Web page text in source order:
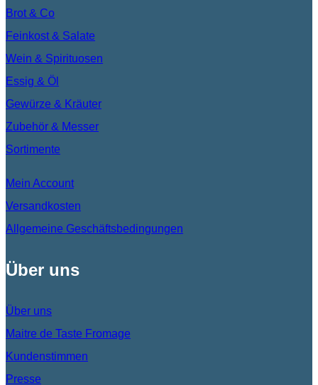
Brot & Co
Feinkost & Salate
Wein & Spirituosen
Essig & Öl
Gewürze & Kräuter
Zubehör & Messer
Sortimente
Mein Account
Versandkosten
Allgemeine Geschäftsbedingungen
Über uns
Über uns
Maitre de Taste Fromage
Kundenstimmen
Presse